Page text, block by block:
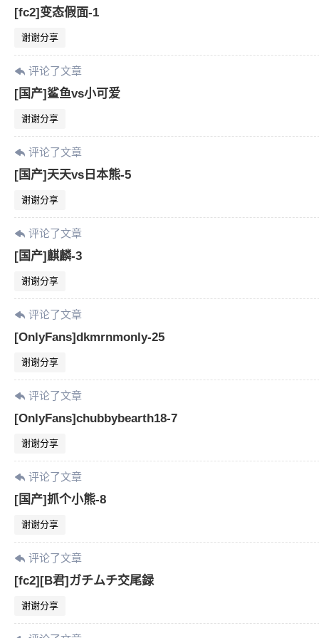
[fc2]变态假面-1
谢谢分享
评论了文章
[国产]鲨鱼vs小可爱
谢谢分享
评论了文章
[国产]天天vs日本熊-5
谢谢分享
评论了文章
[国产]麒麟-3
谢谢分享
评论了文章
[OnlyFans]dkmrnmonly-25
谢谢分享
评论了文章
[OnlyFans]chubbybearth18-7
谢谢分享
评论了文章
[国产]抓个小熊-8
谢谢分享
评论了文章
[fc2][B君]ガチムチ交尾録
谢谢分享